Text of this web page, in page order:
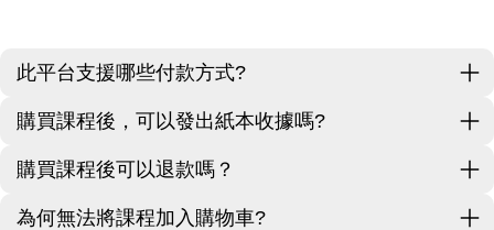
此平台支援哪些付款方式?
購買課程後，可以發出紙本收據嗎?
購買課程後可以退款嗎？
為何無法將課程加入購物車?